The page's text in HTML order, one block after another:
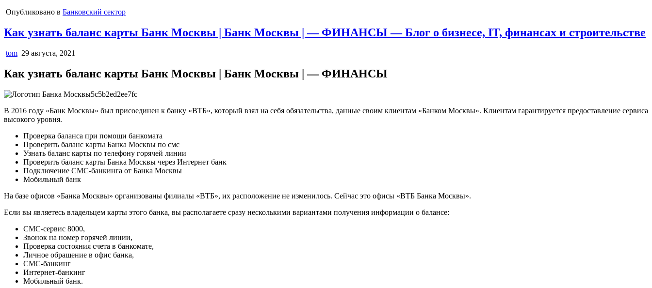
Опубликовано в Банковский сектор
Как узнать баланс карты Банк Москвы | Банк Москвы | — ФИНАНСЫ — Блог о бизнесе, IT, финансах и строительстве
tom 29 августа, 2021
Как узнать баланс карты Банк Москвы | Банк Москвы | — ФИНАНСЫ
В 2016 году «Банк Москвы» был присоединен к банку «ВТБ», который взял на себя обязательства, данные своим клиентам «Банком Москвы». Клиентам гарантируется предоставление сервиса
высокого уровня.
Проверка баланса при помощи банкомата
Проверить баланс карты Банка Москвы по смс
Узнать баланс карты по телефону горячей линии
Проверить баланс карты Банка Москвы через Интернет банк
Подключение СМС-банкинга от Банка Москвы
Мобильный банк
На базе офисов «Банка Москвы» организованы филиалы «ВТБ», их расположение не изменилось. Сейчас это офисы «ВТБ Банка Москвы».
Если вы являетесь владельцем карты этого банка, вы располагаете сразу несколькими вариантами получения информации о балансе:
СМС-сервис 8000,
Звонок на номер горячей линии,
Проверка состояния счета в банкомате,
Личное обращение в офис банка,
СМС-банкинг
Интернет-банкинг
Мобильный банк.